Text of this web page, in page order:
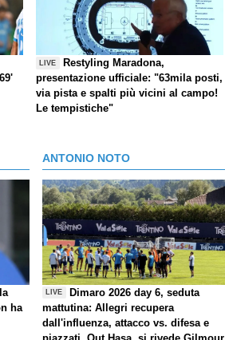
LIVE
Restyling Maradona,
presentazione ufficiale: "63mila posti,
via pista e spalti più vicini al campo!
Le tempistiche"
ha
ANTONIO NOTO
LIVE
Dimaro 2026 day 6, seduta
mattutina: Allegri recupera
dall'influenza, attacco vs. difesa e